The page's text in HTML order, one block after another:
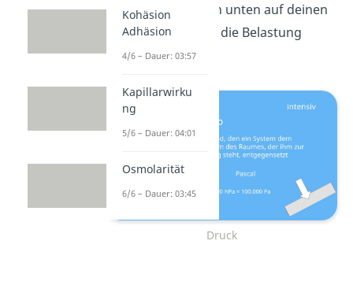
allerdings auch von unten auf deinen
Arm, wodurch sich die Belastung
aufhebt.
Druck
Kohäsion
Adhäsion
4/6 – Dauer: 03:57
Kapillarwirku
ng
5/6 – Dauer: 04:01
Osmolarität
6/6 – Dauer: 03:45